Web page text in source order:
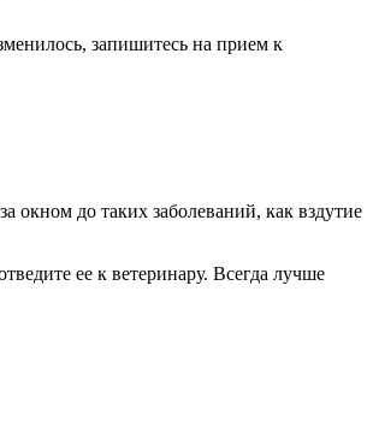
запишитесь на прием к
до таких заболеваний, как вздутие
ее к ветеринару. Всегда лучше